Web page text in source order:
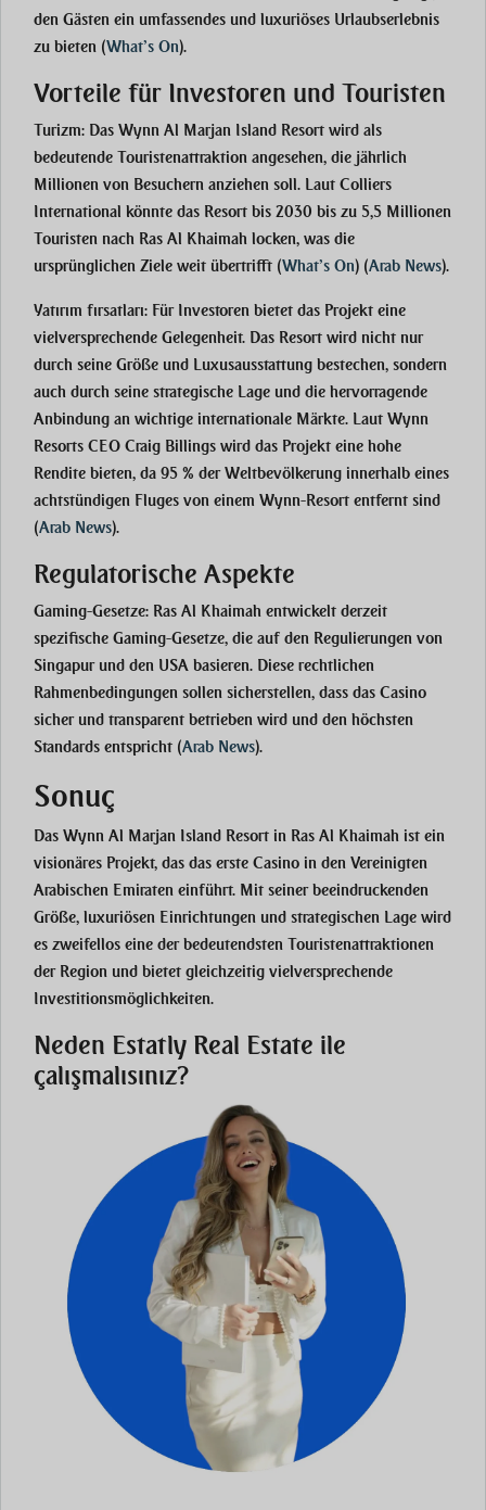
den Gästen ein umfassendes und luxuriöses Urlaubserlebnis
zu bieten​ (What’s On).
Vorteile für Investoren und Touristen
Turizm: Das Wynn Al Marjan Island Resort wird als
bedeutende Touristenattraktion angesehen, die jährlich
Millionen von Besuchern anziehen soll. Laut Colliers
International könnte das Resort bis 2030 bis zu 5,5 Millionen
Touristen nach Ras Al Khaimah locken, was die
ursprünglichen Ziele weit übertrifft​ (What’s On) (Arab News).
Yatırım fırsatları: Für Investoren bietet das Projekt eine
vielversprechende Gelegenheit. Das Resort wird nicht nur
durch seine Größe und Luxusausstattung bestechen, sondern
auch durch seine strategische Lage und die hervorragende
Anbindung an wichtige internationale Märkte. Laut Wynn
Resorts CEO Craig Billings wird das Projekt eine hohe
Rendite bieten, da 95 % der Weltbevölkerung innerhalb eines
achtstündigen Fluges von einem Wynn-Resort entfernt sind​
(Arab News).
Regulatorische Aspekte
Gaming-Gesetze: Ras Al Khaimah entwickelt derzeit
spezifische Gaming-Gesetze, die auf den Regulierungen von
Singapur und den USA basieren. Diese rechtlichen
Rahmenbedingungen sollen sicherstellen, dass das Casino
sicher und transparent betrieben wird und den höchsten
Standards entspricht​ (Arab News).
Sonuç
Das Wynn Al Marjan Island Resort in Ras Al Khaimah ist ein
visionäres Projekt, das das erste Casino in den Vereinigten
Arabischen Emiraten einführt. Mit seiner beeindruckenden
Größe, luxuriösen Einrichtungen und strategischen Lage wird
es zweifellos eine der bedeutendsten Touristenattraktionen
der Region und bietet gleichzeitig vielversprechende
Investitionsmöglichkeiten.
Neden Estatly Real Estate ile
çalışmalısınız?